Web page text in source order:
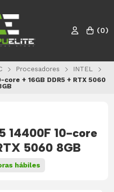
(0)
Procesadores
INTEL
+ 16GB DDR5 + RTX 5060
14400F 10-core
5060 8GB
hábiles